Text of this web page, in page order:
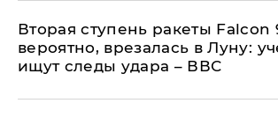
Вторая ступень ракеты Falcon
вероятно, врезалась в Луну:
ищут следы удара – ВВС